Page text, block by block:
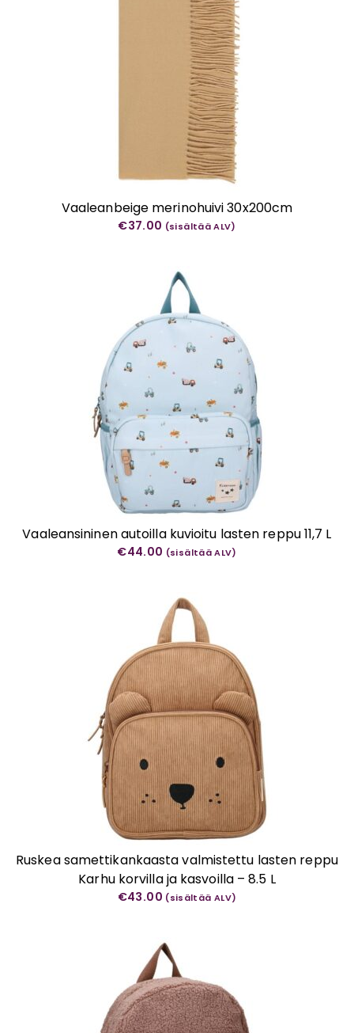
Vaaleanbeige merinohuivi 30x200cm
€37.00 (sisältää ALV)
Vaaleansininen autoilla kuvioitu lasten reppu 11,7 L
€44.00 (sisältää ALV)
Ruskea samettikankaasta valmistettu lasten reppu
Karhu korvilla ja kasvoilla – 8.5 L
€43.00 (sisältää ALV)